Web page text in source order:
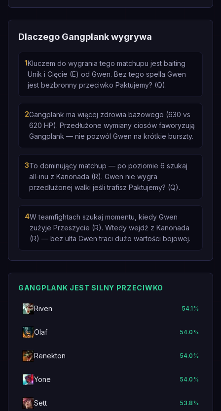
Dlaczego Gangplank wygrywa
1Kluczem do wygrania tego matchupu jest baiting
Unik i Cięcie (E) od Gwen. Bez tego spella Gwen
jest bezbronny przeciwko Paktujemy? (Q).
2Gangplank ma więcej zdrowia bazowego (630 vs
620 HP). Przedłużone wymiany ciosów faworyzują
Gangplank — nie pozwól Gwen na krótkie burszty.
3To dominujący matchup — po poziomie 6 szukaj
all-inu z Kanonada (R). Gwen nie wygra
przedłużonej walki jeśli trafisz Paktujemy? (Q).
4W teamfightach szukaj momentu, kiedy Gwen
zużyje Przeszycie (R). Wtedy wejdź z Kanonada
(R) — bez ulta Gwen traci dużo wartości bojowej.
GANGPLANK JEST SILNY PRZECIWKO
Riven 54.1%
Olaf 54.0%
Renekton 54.0%
Yone 54.0%
Sett 53.8%